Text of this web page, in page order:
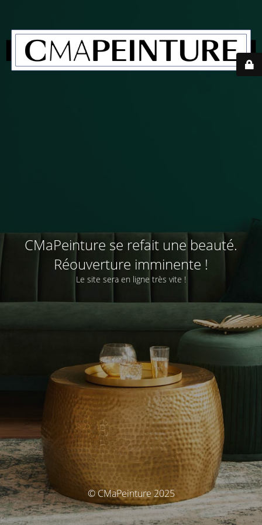
CMaPeinture se refait une beauté.
Réouverture imminente !
Le site sera en ligne très vite !
© CMaPeinture 2025